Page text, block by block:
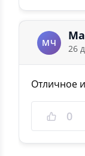
МЧ
26
Отличное
0